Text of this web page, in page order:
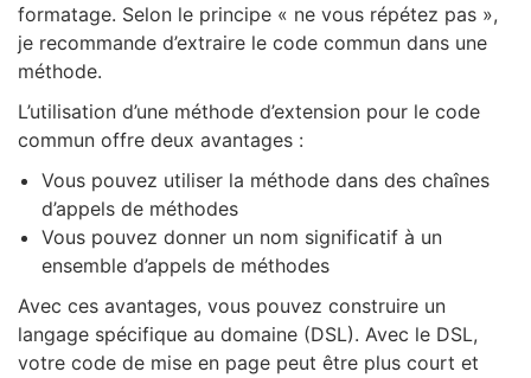
formatage. Selon le principe « ne vous répétez pas »,
je recommande d’extraire le code commun dans une
méthode.
L’utilisation d’une méthode d’extension pour le code
commun offre deux avantages :
Vous pouvez utiliser la méthode dans des chaînes
d’appels de méthodes
Vous pouvez donner un nom significatif à un
ensemble d’appels de méthodes
Avec ces avantages, vous pouvez construire un
langage spécifique au domaine (DSL). Avec le DSL,
votre code de mise en page peut être plus court et